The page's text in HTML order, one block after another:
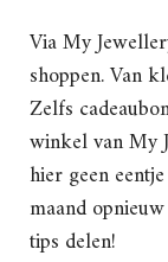
Via My
shoppen. Van
Zelfs
winkel van My
hier geen
maand
tips delen!